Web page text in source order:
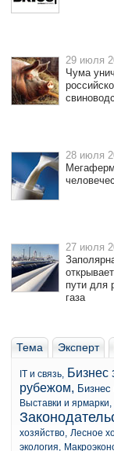
29 июля
Чума
28 июля
27 июля
пути для
газа
Тема Эксперт
IT и связь, Бизнес
рубежом, Бизнес
Выставки и ярмарки,
хозяйство, Лесное
экология,